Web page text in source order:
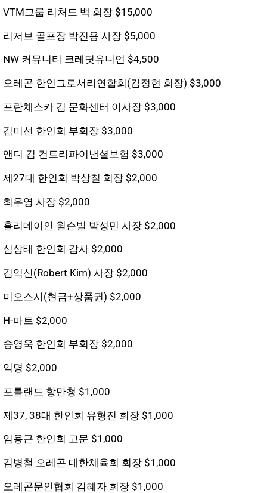
VTM그룹 리처드 백 회장 $15,000
리저브 골프장 박진용 사장 $5,000
NW 커뮤니티 크레딧유니언 $4,500
오레곤 한인그로서리연합회(김정현 회장) $3,000
프란체스카 김 문화센터 이사장 $3,000
김미선 한인회 부회장 $3,000
앤디 김 컨트리파이낸셜보험 $3,000
제27대 한인회 박상철 회장 $2,000
최우영 사장 $2,000
홀리데이인 윌슨빌 박성민 사장 $2,000
심상태 한인회 감사 $2,000
김익신(Robert Kim) 사장 $2,000
미오스시(현금+상품권) $2,000
H-마트 $2,000
송영욱 한인회 부회장 $2,000
익명 $2,000
포틀랜드 항만청 $1,000
제37, 38대 한인회 유형진 회장 $1,000
임용근 한인회 고문 $1,000
김병철 오레곤 대한체육회 회장 $1,000
오레곤문인협회 김혜자 회장 $1,000